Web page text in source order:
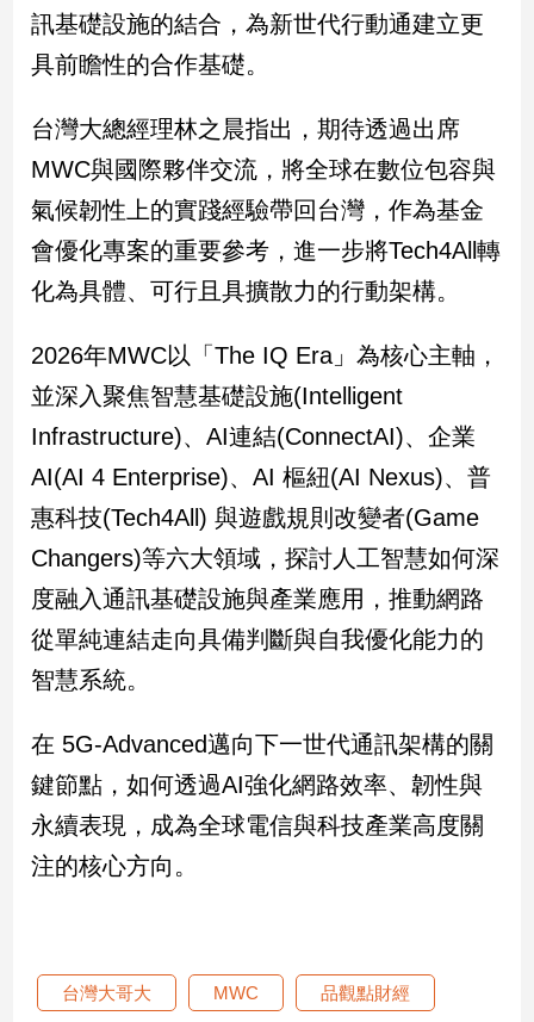
訊基礎設施的結合，為新世代行動通建立更
具前瞻性的合作基礎。
台灣大總經理林之晨指出，期待透過出席
MWC與國際夥伴交流，將全球在數位包容與
氣候韌性上的實踐經驗帶回台灣，作為基金
會優化專案的重要參考，進一步將Tech4All轉
化為具體、可行且具擴散力的行動架構。
2026年MWC以「The IQ Era」為核心主軸，
並深入聚焦智慧基礎設施(Intelligent
Infrastructure)、AI連結(ConnectAI)、企業
AI(AI 4 Enterprise)、AI 樞紐(AI Nexus)、普
惠科技(Tech4All) 與遊戲規則改變者(Game
Changers)等六大領域，探討人工智慧如何深
度融入通訊基礎設施與產業應用，推動網路
從單純連結走向具備判斷與自我優化能力的
智慧系統。
在 5G-Advanced邁向下一世代通訊架構的關
鍵節點，如何透過AI強化網路效率、韌性與
永續表現，成為全球電信與科技產業高度關
注的核心方向。
台灣大哥大 MWC 品觀點財經